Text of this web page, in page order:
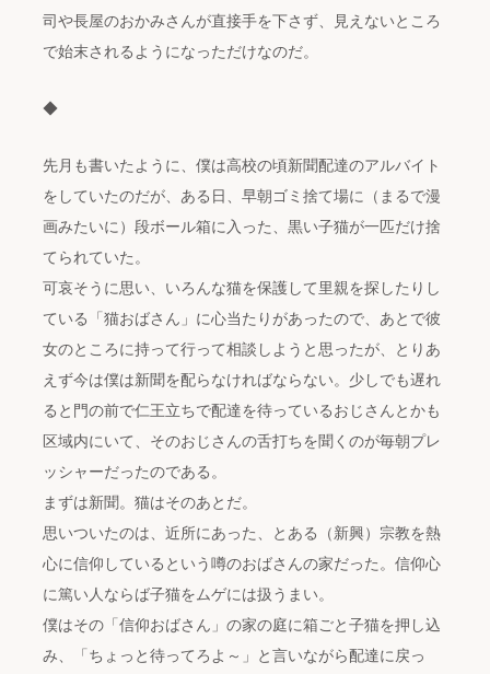
司や長屋のおかみさんが直接手を下さず、見えないところ
で始末されるようになっただけなのだ。
◆
先月も書いたように、僕は高校の頃新聞配達のアルバイト
をしていたのだが、ある日、早朝ゴミ捨て場に（まるで漫
画みたいに）段ボール箱に入った、黒い子猫が一匹だけ捨
てられていた。
可哀そうに思い、いろんな猫を保護して里親を探したりし
ている「猫おばさん」に心当たりがあったので、あとで彼
女のところに持って行って相談しようと思ったが、とりあ
えず今は僕は新聞を配らなければならない。少しでも遅れ
ると門の前で仁王立ちで配達を待っているおじさんとかも
区域内にいて、そのおじさんの舌打ちを聞くのが毎朝プレ
ッシャーだったのである。
まずは新聞。猫はそのあとだ。
思いついたのは、近所にあった、とある（新興）宗教を熱
心に信仰しているという噂のおばさんの家だった。信仰心
に篤い人ならば子猫をムゲには扱うまい。
僕はその「信仰おばさん」の家の庭に箱ごと子猫を押し込
み、「ちょっと待ってろよ～」と言いながら配達に戻っ